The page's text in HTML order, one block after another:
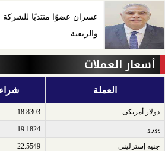
عسران عضوًا منتدبًا للشركة
والريفية
أسعار العملات
العملة شراء
دولار أمريكى​ 18.8303
يورو​ 19.1824
جنيه إسترلينى​ 22.5549